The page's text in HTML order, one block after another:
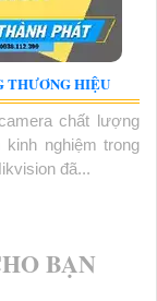
THƯƠNG HIỆU
chất lượng
nghiệm trong
đã...
BẠN